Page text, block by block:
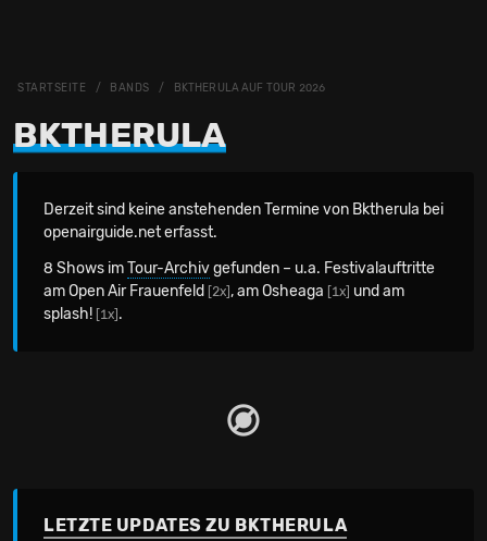
STARTSEITE BANDS BKTHERULA AUF TOUR 2026
BKTHERULA
Derzeit sind keine anstehenden Termine von Bktherula bei
openairguide.net erfasst.
8 Shows imTour-Archivgefunden – u.a. Festivalauftritte
am Open Air Frauenfeld
[2x] , am Osheaga [1x] und am
splash! [1x] .
LETZTE UPDATES ZU BKTHERULA